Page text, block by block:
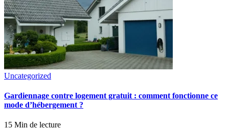
Uncategorized
Gardiennage contre logement gratuit : comment fonctionne ce
mode d’hébergement ?
15 Min de lecture